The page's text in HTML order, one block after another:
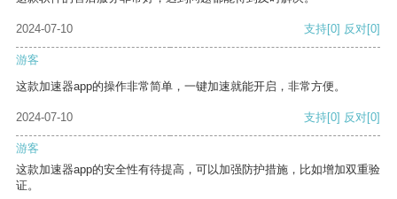
2024-07-10 支持[0] 反对[0]
游客
这款加速器app的操作非常简单，一键加速就能开启，非常方便。
2024-07-10 支持[0] 反对[0]
游客
这款加速器app的安全性有待提高，可以加强防护措施，比如增加双重验
证。